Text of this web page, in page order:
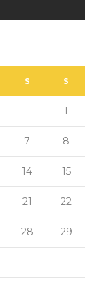
S S
1
7 8
14 15
21 22
28 29